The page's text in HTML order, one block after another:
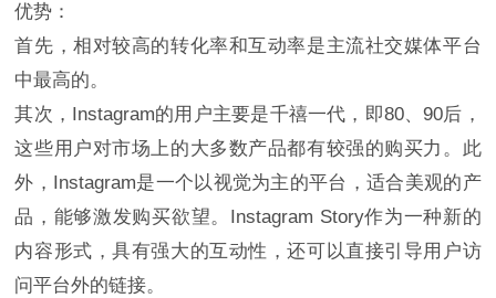
优势：
首先，相对较高的转化率和互动率是主流社交媒体平台
中最高的。
其次，Instagram的用户主要是千禧一代，即80、90后，
这些用户对市场上的大多数产品都有较强的购买力。此
外，Instagram是一个以视觉为主的平台，适合美观的产
品，能够激发购买欲望。Instagram Story作为一种新的
内容形式，具有强大的互动性，还可以直接引导用户访
问平台外的链接。